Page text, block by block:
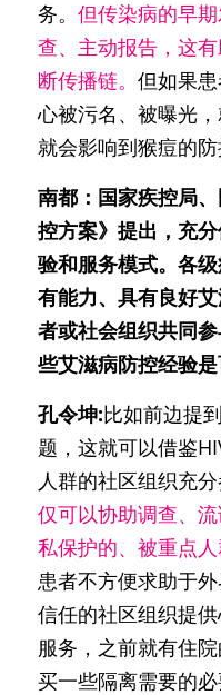
务。 但传染病的早
查、主动报告，这
断传播链。 但如果
心被污名、被曝光
就会影响到猴痘的防
南都：国家疾控局
控方案》提出，充
验和服务模式。各
有能力、具有良好
者或社会组织共同
些艾滋病防控经验
孔令坤:比如前边提
题，这就可以借鉴
人群的社区组织充分
仅可以协助调查、
私保护的、被重点人
患者不方便求助于
信任的社区组织提
服务，之前就有住
买一些隔离需要的必